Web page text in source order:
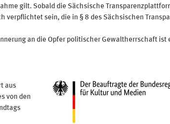
gilt. Sobald die Sächsische
sein, die in § 8 des Sächsischen
an die Opfer politischer Gewaltherrschaft
aus
von den